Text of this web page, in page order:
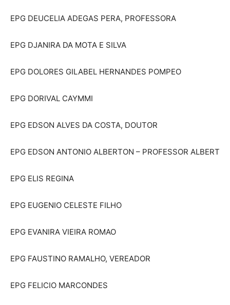
EPG DEUCELIA ADEGAS PERA, PROFESSORA
EPG DJANIRA DA MOTA E SILVA
EPG DOLORES GILABEL HERNANDES POMPEO
EPG DORIVAL CAYMMI
EPG EDSON ALVES DA COSTA, DOUTOR
EPG EDSON ANTONIO ALBERTON – PROFESSOR ALBERT
EPG ELIS REGINA
EPG EUGENIO CELESTE FILHO
EPG EVANIRA VIEIRA ROMAO
EPG FAUSTINO RAMALHO, VEREADOR
EPG FELICIO MARCONDES